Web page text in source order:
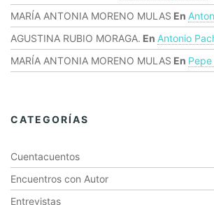
MARÍA ANTONIA MORENO MULAS En
AGUSTINA RUBIO MORAGA. En Antonio
MARÍA ANTONIA MORENO MULAS En
CATEGORÍAS
Cuentacuentos
Encuentros con Autor
Entrevistas